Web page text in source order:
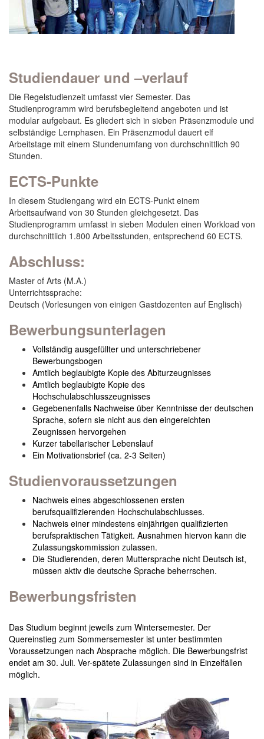
Studiendauer und –verlauf
Die Regelstudienzeit umfasst vier Semester. Das
Studienprogramm wird berufsbegleitend angeboten und ist
modular aufgebaut. Es gliedert sich in sieben Präsenzmodule und
selbständige Lernphasen. Ein Präsenzmodul dauert elf
Arbeitstage mit einem Stundenumfang von durchschnittlich 90
Stunden.
ECTS-Punkte
In diesem Studiengang wird ein ECTS-Punkt einem
Arbeitsaufwand von 30 Stunden gleichgesetzt. Das
Studienprogramm umfasst in sieben Modulen einen Workload von
durchschnittlich 1.800 Arbeitsstunden, entsprechend 60 ECTS.
Abschluss:
Master of Arts (M.A.)
Unterrichtssprache:
Deutsch (Vorlesungen von einigen Gastdozenten auf Englisch)
Bewerbungsunterlagen
Vollständig ausgefüllter und unterschriebener
Bewerbungsbogen
Amtlich beglaubigte Kopie des Abiturzeugnisses
Amtlich beglaubigte Kopie des
Hochschulabschlusszeugnisses
Gegebenenfalls Nachweise über Kenntnisse der deutschen
Sprache, sofern sie nicht aus den eingereichten
Zeugnissen hervorgehen
Kurzer tabellarischer Lebenslauf
Ein Motivationsbrief (ca. 2-3 Seiten)
Studienvoraussetzungen
Nachweis eines abgeschlossenen ersten
berufsqualifizierenden Hochschulabschlusses.
Nachweis einer mindestens einjährigen qualifizierten
berufspraktischen Tätigkeit. Ausnahmen hiervon kann die
Zulassungskommission zulassen.
Die Studierenden, deren Muttersprache nicht Deutsch ist,
müssen aktiv die deutsche Sprache beherrschen.
Bewerbungsfristen
Das Studium beginnt jeweils zum Wintersemester. Der
Quereinstieg zum Sommersemester ist unter bestimmten
Voraussetzungen nach Absprache möglich. Die Bewerbungsfrist
endet am 30. Juli. Ver-spätete Zulassungen sind in Einzelfällen
möglich.